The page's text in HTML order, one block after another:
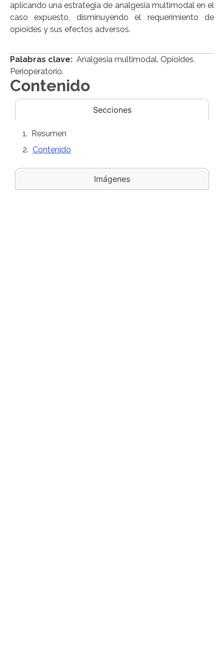
aplicando una estrategia de analgesia multimodal en el
caso expuesto, disminuyendo el requerimiento de
opioides y sus efectos adversos.
Palabras clave: Analgesia multimodal. Opioides.
Perioperatorio.
Contenido
Secciones
Imágenes
Resumen
Contenido